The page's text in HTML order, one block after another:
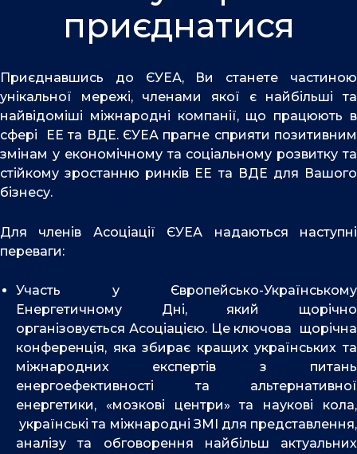
o
k
i
n
приєднатися
Приєднавшись до ЄУЕА, Ви станете частиною
унікальної мережі, членами якої є найбільші та
найвідоміші міжнародні компанії, що працюють в
сфері ЕЕ та ВДЕ. ЄУЕА прагне сприяти позитивним
змінам у економічному та соціальному розвитку та
стійкому зростанню ринків ЕЕ та ВДЕ для Вашого
бізнесу.
Для членів Асоціації ЄУЕА надаються наступні
переваги:
Участь у Європейсько-Українському
Енергетичному Дні, який щорічно
організовується Асоціацією. Це ключова щорічна
конференція, яка збирає кращих українських та
міжнародних експертів з питань
енергоефективності та альтернативної
енергетики, «мозкові центри» та наукові кола,
українські та міжнародні ЗМІ для представлення,
аналізу та обговорення найбільш актуальних